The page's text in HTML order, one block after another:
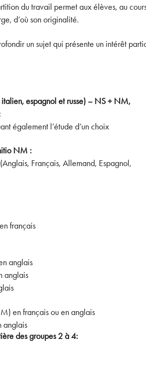
du travail permet aux élèves, au
d’où son originalité.
un sujet qui présente un intérêt
espagnol et russe) – NS + NM,
également l’étude d’un choix
NM :
Français, Allemand, Espagnol,
français
anglais
anglais
en français ou en anglais
anglais
des groupes 2 à 4: